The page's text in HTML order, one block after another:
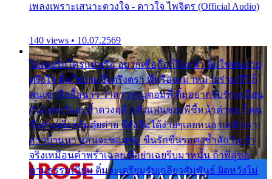
เพลงเพราะเสนาะดวงใจ - ดาวใจ ไพจิตร (Official Audio)
140 views • 10.07.2569
ไม่เคยรักใครแน่หรือ อยากเชื่อถือก็ไม่กล้า ติ๋มใช่คนสวย
ตรึงใจ ติ๋มใช่งามซึ้งตรึงตรา พี่หรือจะมาหมายร่วมชีวี ก็
คนเขาลืออื้อฉาว ว่าสาวๆรุมตอมพี่ ติ๋มอยากรับรักเหมือน
กัน แต่หวั่นจะช้ำดวงฤดี กลัวแฟนของพี่ชี้หน้าด่าทอ ก็คน
ชื่อต๋อยต้อยตุ้มตุ๋ยต่าย พี่ยังลืมได้ง่ายๆเลยหนอ แค่ตัวเรา
สาวบ้านนา แสนจะซอมซ่อ ขืนรักขืนรอคงช้ำสักวัน ถ้า
จริงเหมือนคำพร่ำเฉลย พี่อย่าเฉยรีบมาหมั้น ถ้าพี่สู่ขอ
ตามธรรมเนียม ติ๋มจะเตรียมรับเกลียวสัมพันธ์ ผิดหวังไม่